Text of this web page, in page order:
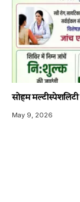
सोहम
May 9, 2026